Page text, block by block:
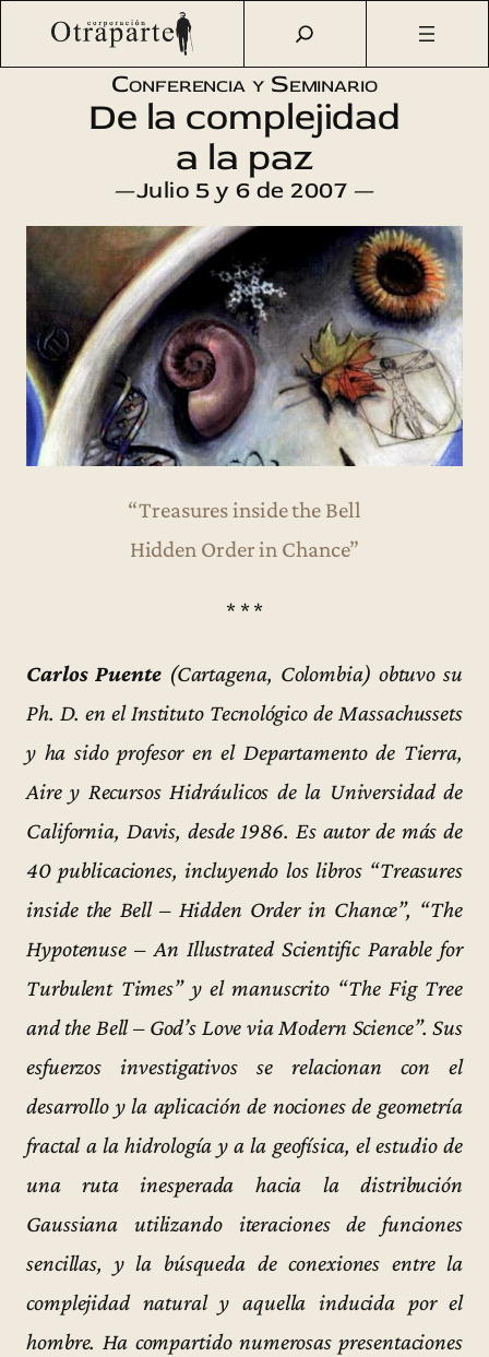
Saltar
Otraparte.org/Agenda Cultural/Ciencia
complejidad a la paz
Conferencia y Seminario
De la complejidad
a la paz
—Julio 5 y 6 de 2007 —
“Treasures inside the Bell
Hidden Order in Chance”
* * *
Carlos Puente(Cartagena, Colombia) obtuvo su
Ph. D. en el Instituto Tecnológico de Massachussets
y ha sido profesor en el Departamento de Tierra,
Aire y Recursos Hidráulicos de la Universidad de
California, Davis, desde 1986. Es autor de más de
40 publicaciones, incluyendo los libros “Treasures
inside the Bell – Hidden Order in Chance”, “The
Hypotenuse – An Illustrated Scientific Parable for
Turbulent Times” y el manuscrito “The Fig Tree
and the Bell – God’s Love via Modern Science”. Sus
esfuerzos investigativos se relacionan con el
desarrollo y la aplicación de nociones de geometría
fractal a la hidrología y a la geofísica, el estudio de
una ruta inesperada hacia la distribución
Gaussiana utilizando iteraciones de funciones
sencillas, y la búsqueda de conexiones entre la
complejidad natural y aquella inducida por el
hombre. Ha compartido numerosas presentaciones